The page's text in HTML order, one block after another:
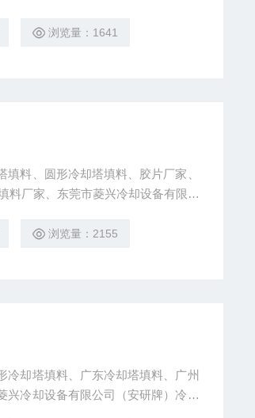
浏览量：1641
料、圆形冷却塔填料、胶片厂家、
料厂家、东莞市菱兴冷却设备有限公
浏览量：2155
冷却塔填料、广东冷却塔填料、广州
兴冷却设备有限公司（安研牌）冷却